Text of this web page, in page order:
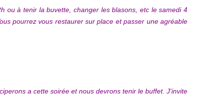
ou à tenir la buvette, changer les blasons, etc le samedi 4
pourrez vous restaurer sur place et passer une agréable
a cette soirée et nous devrons tenir le buffet. J'invite